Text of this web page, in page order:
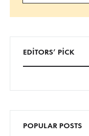
EDITORS’ PICK
POPULAR POSTS